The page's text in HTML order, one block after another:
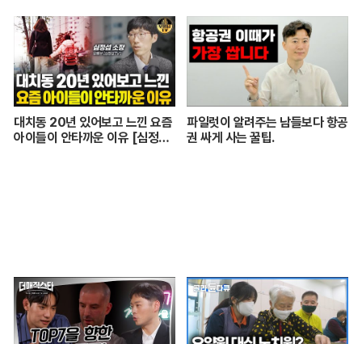
운 동물싸움
대치동 20년 있어보고 느낀 요즘
아이들이 안타까운 이유 [심정섭
파일럿이 알려주는 남들보다 항공
권 싸게 사는 꿀팁.